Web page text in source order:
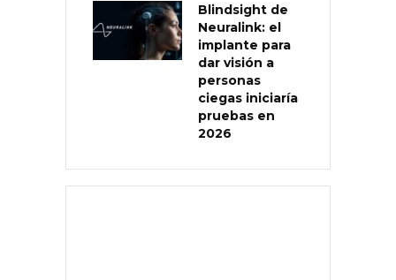
Blindsight de
Neuralink: el
implante para
dar visión a
personas
ciegas iniciaría
pruebas en
2026